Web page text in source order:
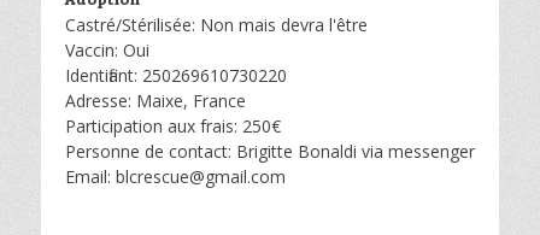
Castré/Stérilisée: Non mais devra l'être
Vaccin: Oui
Identifiant: 250269610730220
Adresse: Maixe, France
Participation aux frais: 250€
Personne de contact: Brigitte Bonaldi via messenger
Email: blcrescue@gmail.com